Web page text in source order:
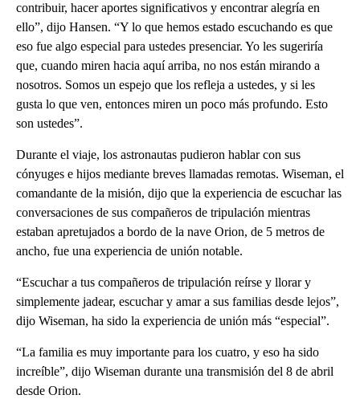
contribuir, hacer aportes significativos y encontrar alegría en
ello”, dijo Hansen. “Y lo que hemos estado escuchando es que
eso fue algo especial para ustedes presenciar. Yo les sugeriría
que, cuando miren hacia aquí arriba, no nos están mirando a
nosotros. Somos un espejo que los refleja a ustedes, y si les
gusta lo que ven, entonces miren un poco más profundo. Esto
son ustedes”.
Durante el viaje, los astronautas pudieron hablar con sus
cónyuges e hijos mediante breves llamadas remotas. Wiseman, el
comandante de la misión, dijo que la experiencia de escuchar las
conversaciones de sus compañeros de tripulación mientras
estaban apretujados a bordo de la nave Orion, de 5 metros de
ancho, fue una experiencia de unión notable.
“Escuchar a tus compañeros de tripulación reírse y llorar y
simplemente jadear, escuchar y amar a sus familias desde lejos”,
dijo Wiseman, ha sido la experiencia de unión más “especial”.
“La familia es muy importante para los cuatro, y eso ha sido
increíble”, dijo Wiseman durante una transmisión del 8 de abril
desde Orion.